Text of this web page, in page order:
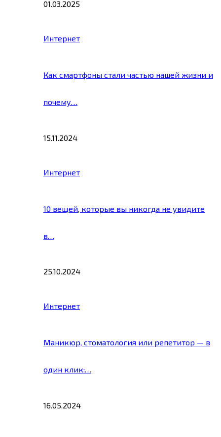
01.03.2025
Интернет
Как смартфоны стали частью нашей жизни и
почему…
15.11.2024
Интернет
10 вещей, которые вы никогда не увидите
в…
25.10.2024
Интернет
Маникюр, стоматология или репетитор — в
один клик:…
16.05.2024